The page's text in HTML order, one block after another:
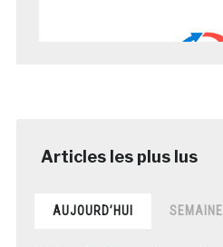
AUJOURD’HUI SEMAINE